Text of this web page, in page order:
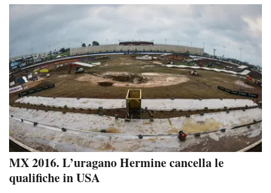
MX 2016. L’uragano Hermine cancella le
qualifiche in USA